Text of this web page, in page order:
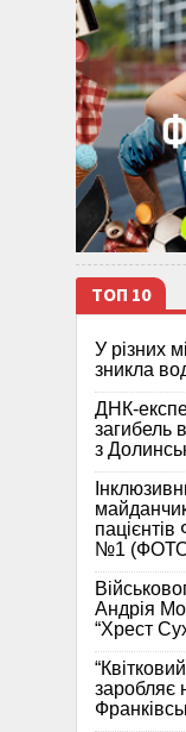
ТОП 10
У різних
зникла
ДНК-
загибель
з
пацієнтів
№1
Андрія
“Хрест
заробляє